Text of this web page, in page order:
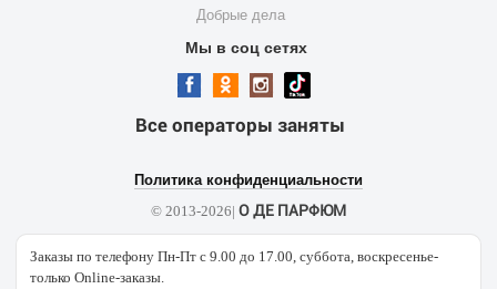
Добрые дела
Мы в соц сетях
Все операторы заняты
Политика конфиденциальности
© 2013-2026| О ДЕ ПАРФЮМ
Заказы по телефону Пн-Пт с 9.00 до 17.00, суббота, воскресенье-
только Online-заказы.